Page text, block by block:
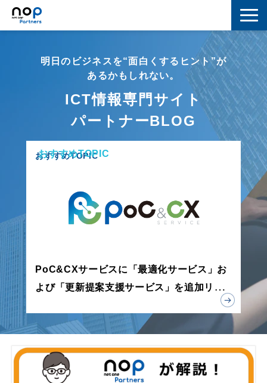
マーケティング
セキュリティ
コラボレーション
IT用語解説
明日のビジネスを“面白くするヒント”が
あるかもしれない。
ICT情報専門サイト
パートナーBLOG
おすすめTOPIC
PoC&CXサービスに「最適化サービス」お
よび「更新提案支援サービス」を追加リリ
おすすめTOPIC